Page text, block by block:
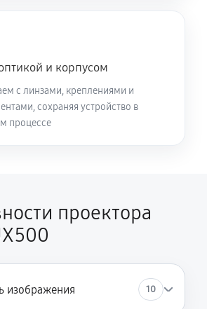
и корпусом
с линзами, креплениями и
сохраняя устройство в
процессе
проектора
изображения 10